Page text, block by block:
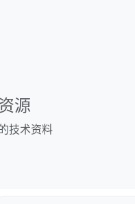
源
技术资料